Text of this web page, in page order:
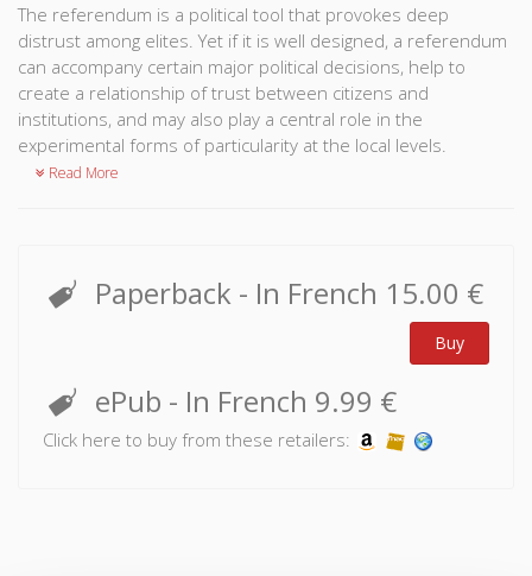
The referendum is a political tool that provokes deep
distrust among elites. Yet if it is well designed, a referendum
can accompany certain major political decisions, help to
create a relationship of trust between citizens and
institutions, and may also play a central role in the
experimental forms of particularity at the local levels.
Read More
Paperback - In French 15.00 €
Buy
ePub - In French 9.99 €
Click here to buy from these retailers: